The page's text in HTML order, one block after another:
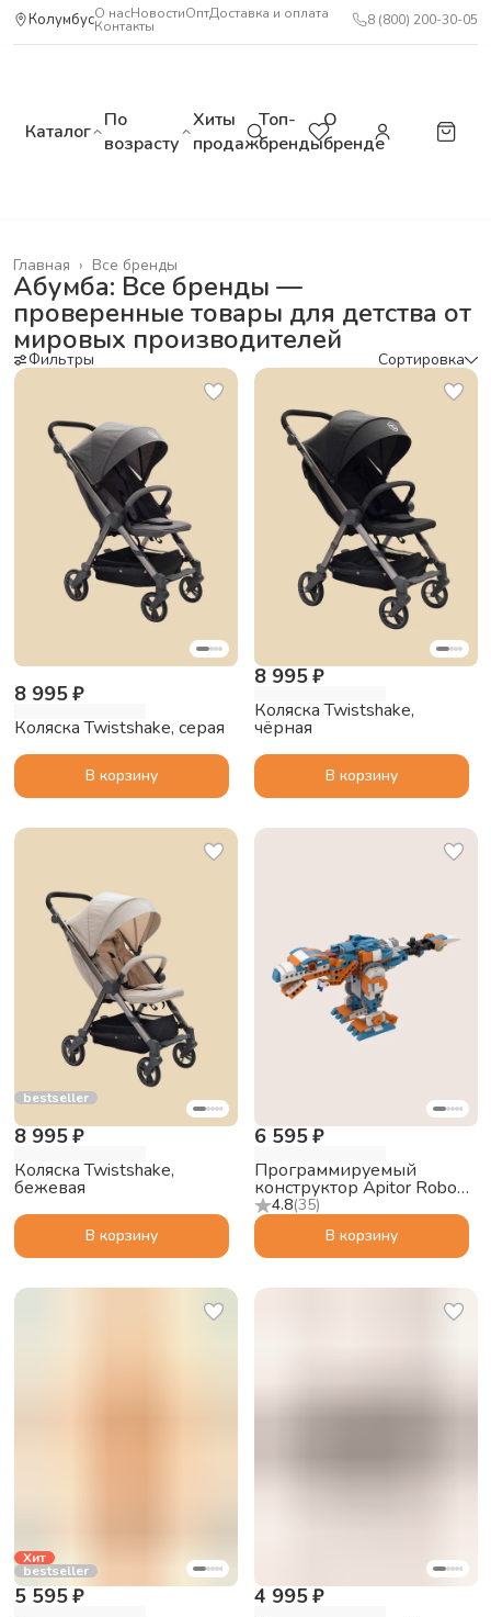
КолумбусО насНовостиОптДоставка и оплата
Контакты 8 (800) 200-30-05
Каталог По
возрасту
Хиты
продаж
Топ-
бренды
О
бренде
Все бренды
Главная ›
Абумба: Все бренды —
проверенные товары для детства от
мировых производителей
Фильтры Сортировка
8 995 ₽
Коляска Twistshake, серая
В корзину
8 995 ₽
Коляска Twistshake,
чёрная
В корзину
bestseller
8 995 ₽
Коляска Twistshake,
бежевая
В корзину
4.8(35)
6 595 ₽
Программируемый
конструктор Apitor Robot
X 12в1
В корзину
Хит
bestseller
5 595 ₽ 4 995 ₽